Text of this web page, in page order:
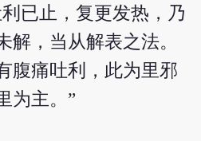
已止，复更发热，乃
解，当从解表之法。
腹痛吐利，此为里邪
为主。”